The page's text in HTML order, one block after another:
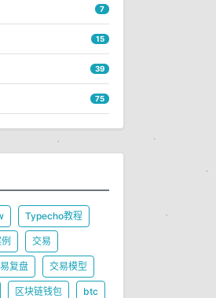
7
15
39
75
Typecho教程
交易
复盘 交易模型
区块链钱包 btc